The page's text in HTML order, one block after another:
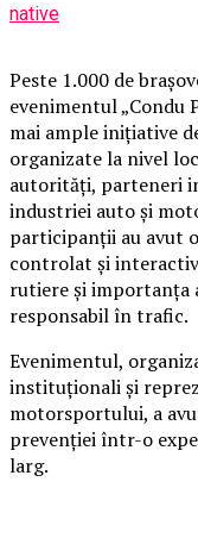
native
Peste 1.000 de
evenimentul „Condu
mai ample inițiative
organizate la nivel
autorități, parteneri
industriei auto și
participanții au avut
controlat și
rutiere și importanța
responsabil în trafic.
Evenimentul,
instituționali și
motorsportului, a
prevenției într-o
larg.